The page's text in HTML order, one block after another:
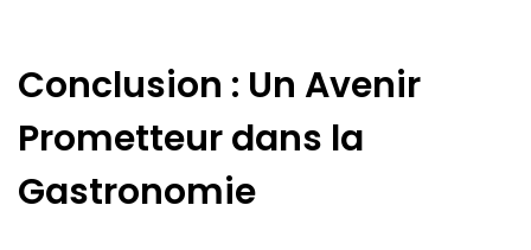
Conclusion : Un Avenir
Prometteur dans la
Gastronomie